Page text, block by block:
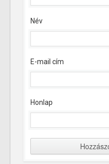
Név
E-mail cím
Honlap